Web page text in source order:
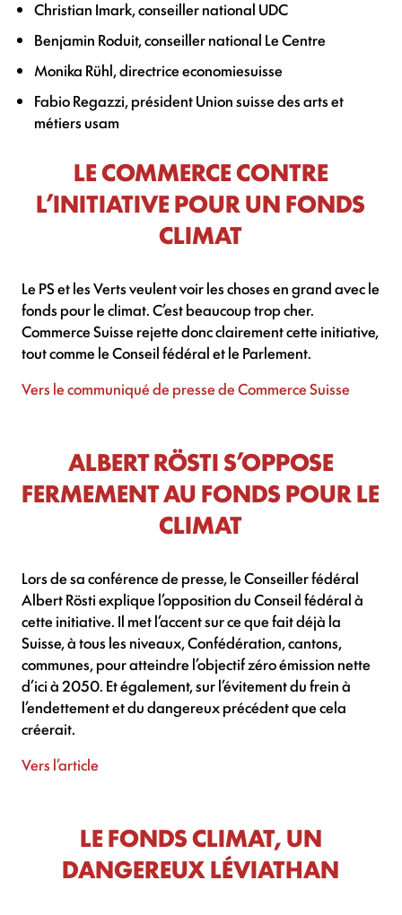
Christian Imark, conseiller national UDC
Benjamin Roduit, conseiller national Le Centre
Monika Rühl, directrice economiesuisse
Fabio Regazzi, président Union suisse des arts et
métiers usam
LE COMMERCE CONTRE
L’INITIATIVE POUR UN FONDS
CLIMAT
Le PS et les Verts veulent voir les choses en grand avec le
fonds pour le climat. C’est beaucoup trop cher.
Commerce Suisse rejette donc clairement cette initiative,
tout comme le Conseil fédéral et le Parlement.
Vers le communiqué de presse de Commerce Suisse
ALBERT RÖSTI S’OPPOSE
FERMEMENT AU FONDS POUR LE
CLIMAT
Lors de sa conférence de presse, le Conseiller fédéral
Albert Rösti explique l’opposition du Conseil fédéral à
cette initiative. Il met l’accent sur ce que fait déjà la
Suisse, à tous les niveaux, Confédération, cantons,
communes, pour atteindre l’objectif zéro émission nette
d’ici à 2050. Et également, sur l’évitement du frein à
l’endettement et du dangereux précédent que cela
créerait.
Vers l’article
LE FONDS CLIMAT, UN
DANGEREUX LÉVIATHAN